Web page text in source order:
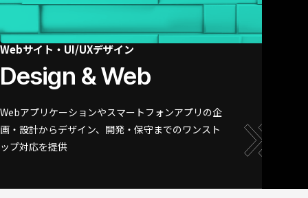
Webサイト・UI/UXデザイン
Design & Web
Webアプリケーションやスマートフォンアプリの企
画・設計からデザイン、開発・保守までのワンスト
ップ対応を提供